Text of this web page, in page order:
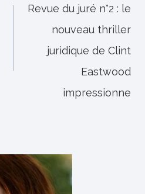
Revue du juré n°2 : le
nouveau thriller
juridique de Clint
Eastwood
impressionne